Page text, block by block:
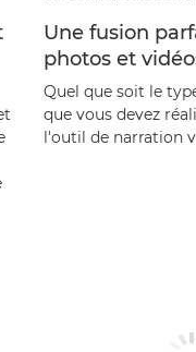
Une fusion
photos et
Quel que soit le
que vous devez
l'outil de narration